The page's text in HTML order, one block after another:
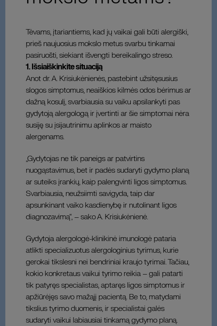
Tėvams, įtariantiems, kad jų vaikai gali būti alergiški,
prieš naujuosius mokslo metus svarbu tinkamai
pasiruošti, siekiant išvengti bereikalingo streso.
1. Išsiaiškinkite situaciją
Anot dr. A. Krisiukėnienės, pastebint užsitęsusius
slogos simptomus, neaiškios kilmės odos bėrimus ar
dažną kosulį, svarbiausia su vaiku apsilankyti pas
gydytoją alergologą ir įvertinti ar šie simptomai nėra
susiję su įsijautrinimu aplinkos ar maisto
alergenams.
„Gydytojas ne tik paneigs ar patvirtins
nuogąstavimus, bet ir padės sudaryti gydymo planą
ar suteiks įrankių, kaip palengvinti ligos simptomus.
Svarbiausia, neužsiimti savigyda, taip dar
apsunkinant vaiko kasdienybę ir nutolinant ligos
diagnozavimą“, – sako A. Krisiukėnienė.
Gydytoja alergologė-klinikinė imunologė pataria
atlikti specializuotus alergologinius tyrimus, kurie
gerokai tikslesni nei bendriniai kraujo tyrimai. Tačiau,
kokio konkretaus vaikui tyrimo reikia – gali patarti
tik patyręs specialistas, aptaręs ligos simptomus ir
apžiūrėjęs savo mažąjį pacientą. Be to, matydami
tikslius tyrimo duomenis, ir specialistai galės
sudaryti vaikui labiausiai tinkamą gydymo planą.